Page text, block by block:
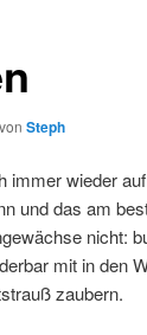
von Steph
immer wieder
und das am
nicht:
mit in den
zaubern.